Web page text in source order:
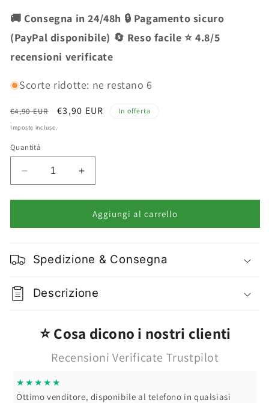
🚚 Consegna in 24/48h 🔒 Pagamento sicuro
(PayPal disponibile) 🔄 Reso facile ⭐ 4.8/5
recensioni verificate
Scorte ridotte: ne restano 6
Prezzo
di
€4,90 EUR
Prezzo
€3,90 EUR In offerta
Imposte incluse.
Quantità
Diminuisci
quantità
per
Matita
Glossy
Nera
Aumenta
quantità
per
Debby
Matita
Glossy
Nera
Aggiungi al carrello
Spedizione & Consegna
Descrizione
⭐ Cosa dicono i nostri clienti
Recensioni Verificate Trustpilot
★★★★★
Ottimo venditore, disponibile al telefono in qualsiasi